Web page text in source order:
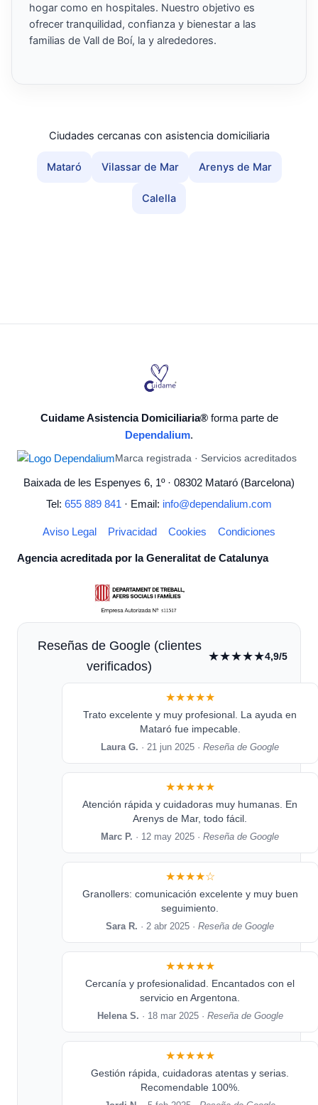
hogar como en hospitales. Nuestro objetivo es
ofrecer tranquilidad, confianza y bienestar a las
familias de Vall de Boí, la y alrededores.
Ciudades cercanas con asistencia domiciliaria
Mataró Vilassar de Mar Arenys de Mar
Calella
Cuidame Asistencia Domiciliaria®forma parte de
Dependalium.
Marca registrada · Servicios acreditados
Baixada de les Espenyes 6, 1º · 08302 Mataró (Barcelona)
Tel: 655 889 841 · Email: info@dependalium.com
Aviso Legal Privacidad Cookies Condiciones
Agencia acreditada por la Generalitat de Catalunya
Reseñas de Google (clientes
verificados)
★★★★★4,9/5
★★★★★
Trato excelente y muy profesional. La ayuda en
Mataró fue impecable.
Laura G. · 21 jun 2025 ·Reseña de Google
★★★★★
Atención rápida y cuidadoras muy humanas. En
Arenys de Mar, todo fácil.
Marc P. · 12 may 2025 ·Reseña de Google
★★★★☆
Granollers: comunicación excelente y muy buen
seguimiento.
Sara R. · 2 abr 2025 ·Reseña de Google
★★★★★
Cercanía y profesionalidad. Encantados con el
servicio en Argentona.
Helena S. · 18 mar 2025 · Reseña de Google
★★★★★
Gestión rápida, cuidadoras atentas y serias.
Recomendable 100%.